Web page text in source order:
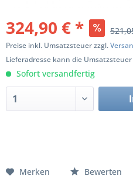
324,90 € *
Preise inkl. Umsatzsteuer zzgl.
Lieferadresse kann die
Sofort versandfertig
Merken Bewerten